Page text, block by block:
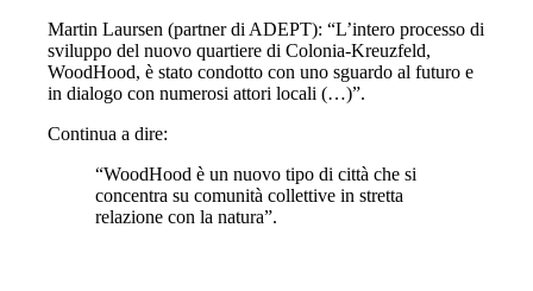
Martin Laursen (partner di ADEPT): “L’intero processo di
sviluppo del nuovo quartiere di Colonia-Kreuzfeld,
WoodHood, è stato condotto con uno sguardo al futuro e
in dialogo con numerosi attori locali (…)”.
Continua a dire:
“WoodHood è un nuovo tipo di città che si
concentra su comunità collettive in stretta
relazione con la natura”.